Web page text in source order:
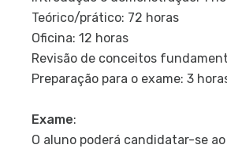
Teórico/prático: 72 horas
Oficina: 12 horas
Revisão de conceitos
Preparação para o exame: 3
Exame:
O aluno poderá candidatar-se